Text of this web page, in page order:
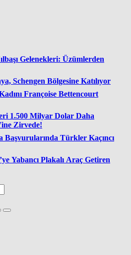
Gelenekleri: Üzümlerden
Schengen Bölgesine Katılıyor
Françoise Bettencourt
1.500 Milyar Dolar Daha
Zirvede!
Başvurularında Türkler Kaçıncı
Yabancı Plakalı Araç Getiren